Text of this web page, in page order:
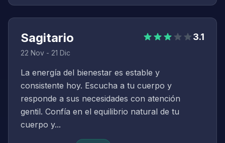
Sagitario
22 Nov - 21 Dic
3.1
La energía del bienestar es estable y
consistente hoy. Escucha a tu cuerpo y
responde a sus necesidades con atención
gentil. Confía en el equilibrio natural de tu
cuerpo y...